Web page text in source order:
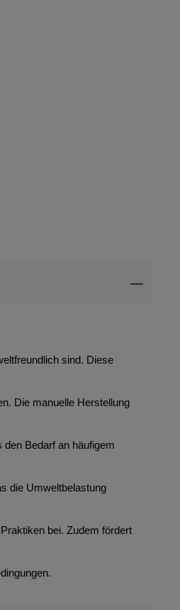
sind. Diese
Die manuelle Herstellung
Bedarf an häufigem
die Umweltbelastung
bei. Zudem fördert